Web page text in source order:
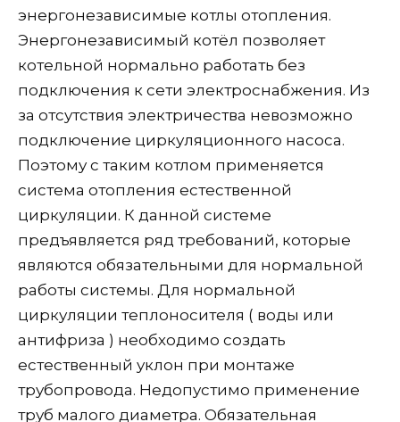
энергонезависимые котлы отопления.
Энергонезависимый котёл позволяет
котельной нормально работать без
подключения к сети электроснабжения. Из
за отсутствия электричества невозможно
подключение циркуляционного насоса.
Поэтому с таким котлом применяется
система отопления естественной
циркуляции. К данной системе
предъявляется ряд требований, которые
являются обязательными для нормальной
работы системы. Для нормальной
циркуляции теплоносителя ( воды или
антифриза ) необходимо создать
естественный уклон при монтаже
трубопровода. Недопустимо применение
труб малого диаметра. Обязательная